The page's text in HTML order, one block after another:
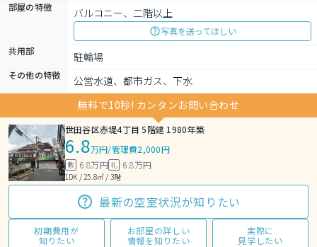
部屋の特徴
バルコニー、二階以上
写真を送ってほしい
共用部
駐輪場
その他の特徴
公営水道、都市ガス、下水
無料で10秒! カンタンお問い合わせ
世田谷区赤堤4丁目 5階建 1980年築
6.8万円/管理費2,000円
敷 6.8万円礼 6.8万円
1DK / 25.8㎡ / 3階
最新の空室状況が知りたい
初期費用が
知りたい
お部屋の詳しい
情報を知りたい
実際に
見学したい